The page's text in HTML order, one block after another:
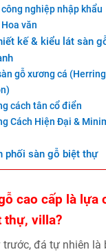
công nghiệp nhập khẩu
văn
kế & kiểu lát sàn
gỗ xương cá
cách tân cổ điển
Cách Hiện Đại &
phối sàn gỗ biệt thự
cao cấp là lựa
thự, villa?
trước, đá tự nhiên là